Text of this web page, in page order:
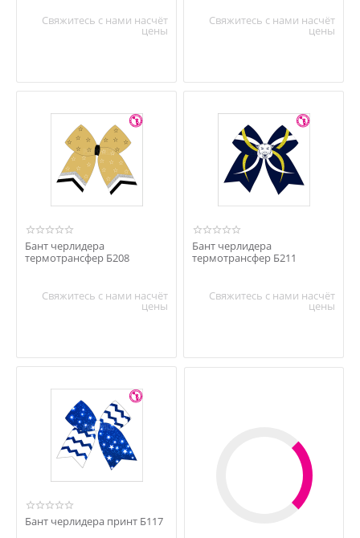
Свяжитесь с нами насчёт
цены
Свяжитесь с нами насчёт
цены
Бант черлидера
термотрансфер Б208
Свяжитесь с нами насчёт
цены
Бант черлидера
термотрансфер Б211
Свяжитесь с нами насчёт
цены
Бант черлидера принт Б117